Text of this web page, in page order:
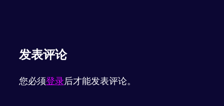
发表评论
您必须登录后才能发表评论。